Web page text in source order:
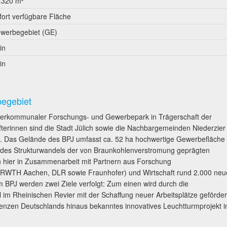
verfügbare Fläche
(GE)
Forschungs- und Gewerbepark in Trägerschaft der
sind die Stadt Jülich sowie die Nachbargemeinden Niederzier
Gelände des BPJ umfasst ca. 52 ha hochwertige Gewerbefläche
Strukturwandels der von Braunkohlenverstromung geprägten
in Zusammenarbeit mit Partnern aus Forschung
Aachen, DLR sowie Fraunhofer) und Wirtschaft rund 2.000
BPJ werden zwei Ziele verfolgt: Zum einen wird durch die
Rheinischen Revier mit der Schaffung neuer Arbeitsplätze
Deutschlands hinaus bekanntes innovatives Leuchtturmprojekt